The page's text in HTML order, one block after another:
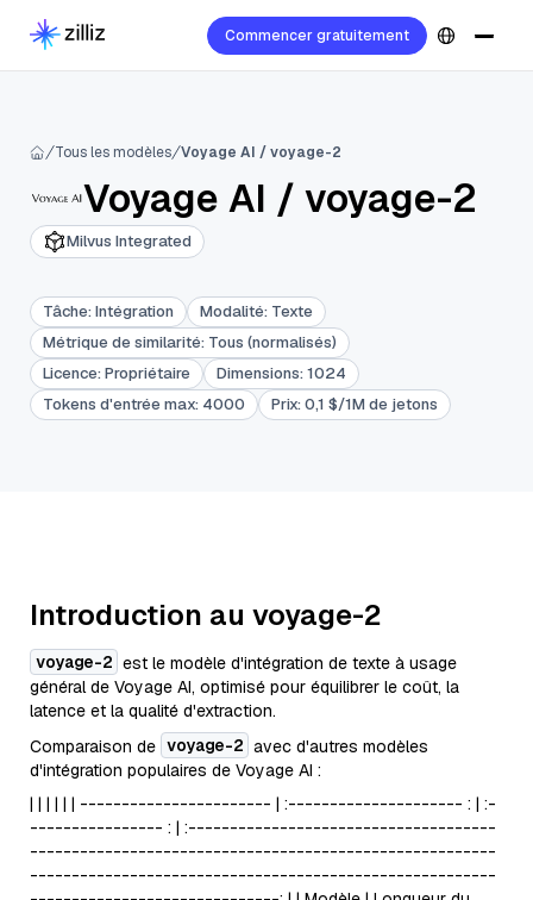
Commencer gratuitement
Tous les modèles Voyage AI / voyage-2
Voyage AI / voyage-2
Milvus Integrated
Tâche: Intégration Modalité: Texte
Métrique de similarité: Tous (normalisés)
Licence: Propriétaire Dimensions: 1024
Tokens d'entrée max: 4000 Prix: 0,1 $/1M de jetons
Introduction au voyage-2
voyage-2 est le modèle d'intégration de texte à usage
général de Voyage AI, optimisé pour équilibrer le coût, la
latence et la qualité d'extraction.
Comparaison de voyage-2 avec d'autres modèles
d'intégration populaires de Voyage AI :
| | | | | | ----------------------- | :--------------------- : | :-
---------------- : | :-------------------------------------
--------------------------------------------------------
--------------------------------------------------------